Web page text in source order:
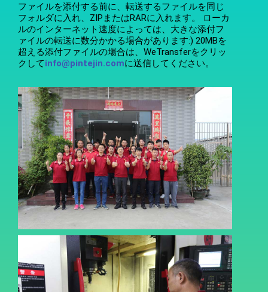
ファイルを添付する前に、転送するファイルを同じ
フォルダに入れ、ZIPまたはRARに入れます。 ローカ
ルのインターネット速度によっては、大きな添付フ
ァイルの転送に数分かかる場合があります:) 20MBを
超える添付ファイルの場合は、WeTransferをクリッ
クしてinfo@pintejin.comに送信してください。